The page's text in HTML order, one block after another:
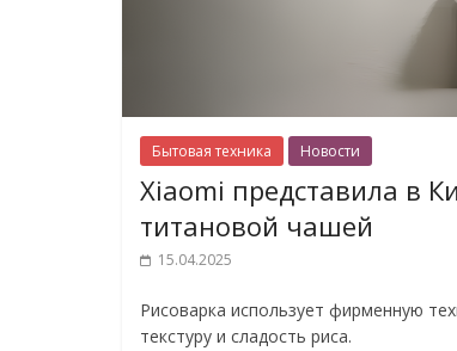
Бытовая техника Новости
Xiaomi представила в
титановой чашей
15.04.2025
Рисоварка использует фирменную
текстуру и сладость риса.